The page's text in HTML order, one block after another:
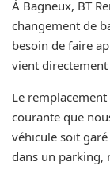
À Bagneux, BT
changement de
besoin de faire
vient directement
Le
courante que
véhicule soit
dans un parking,